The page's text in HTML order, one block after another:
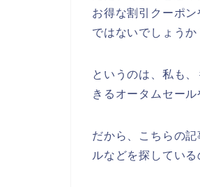
お得な割引クーポ
ではないでしょうか
というのは、私も
きるオータムセー
だから、こちらの
ルなどを探している